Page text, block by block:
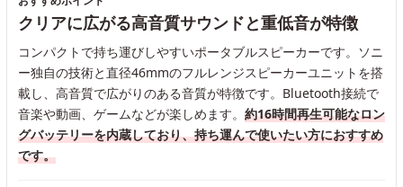
クリアに広がる高音質サウンドと重低音が特徴
コンパクトで持ち運びしやすいポータブルスピーカーです。ソニ
ー独自の技術と直径46mmのフルレンジスピーカーユニットを搭
載し、高音質で広がりのある音質が特徴です。Bluetooth接続で
音楽や動画、ゲームなどが楽しめます。 約16時間再生可能なロン
グバッテリーを内蔵しており、持ち運んで使いたい方におすすめ
です。